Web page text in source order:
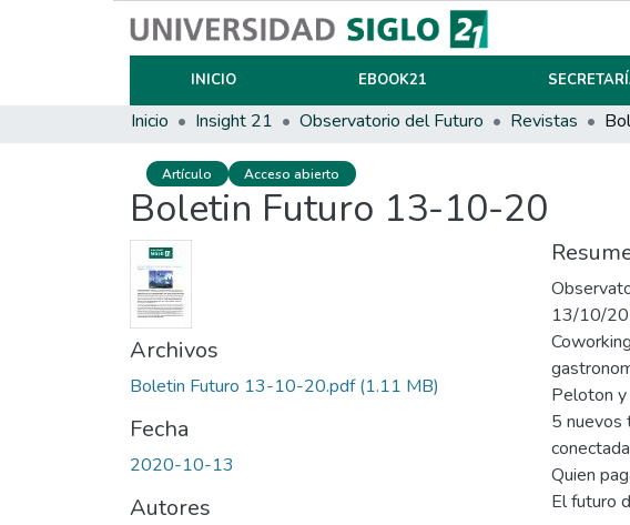
INICIO EBOOK21
Inicio Insight 21 Observatorio del Futuro Revistas
Artículo Acceso abierto
Boletin Futuro 13-10-20
Archivos
Boletin Futuro 13-10-20.pdf(1.11 MB)
Fecha
2020-10-13
Autores
13/10/
Peloton
5 nuevos
Quien
El futuro